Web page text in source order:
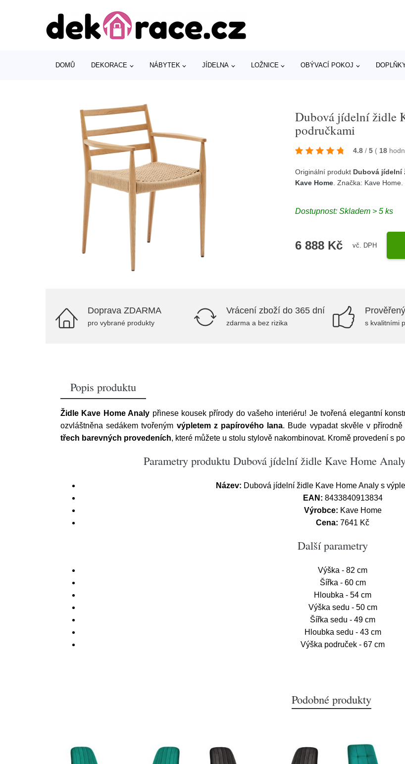
DOMŮ DEKORACE NÁBYTEK JÍDELNA LOŽNICE OBÝVACÍ POKOJ
Dubová jídelní židle
područkami
4.8 / 5 ( 18
Originální produkt Dubová jídelní
Kave Home . Značka: Kave Home
Dostupnost: Skladem > 5 ks
6 888 Kč vč. DPH
Doprava ZDARMA
pro vybrané produkty
Vrácení zboží do 365 dní
zdarma a bez rizika s kvalitními
Popis produktu
Židle Kave Home Analy přinese kousek přírody do vašeho interiéru! Je tvořená elegantní
ozvláštněna sedákem tvořeným výpletem z papírového lana. Bude vypadat skvěle v
třech barevných provedeních, které můžete u stolu stylově nakombinovat. Kromě provedení s
Parametry produktu Dubová jídelní židle Kave Home
Název: Dubová jídelní židle Kave Home Analy s
EAN: 8433840913834
Výrobce: Kave Home
Cena: 7641 Kč
Další parametry
Výška - 82 cm
Šířka - 60 cm
Hloubka - 54 cm
Výška sedu - 50 cm
Šířka sedu - 49 cm
Hloubka sedu - 43 cm
Výška područek - 67 cm
Podobné produkty